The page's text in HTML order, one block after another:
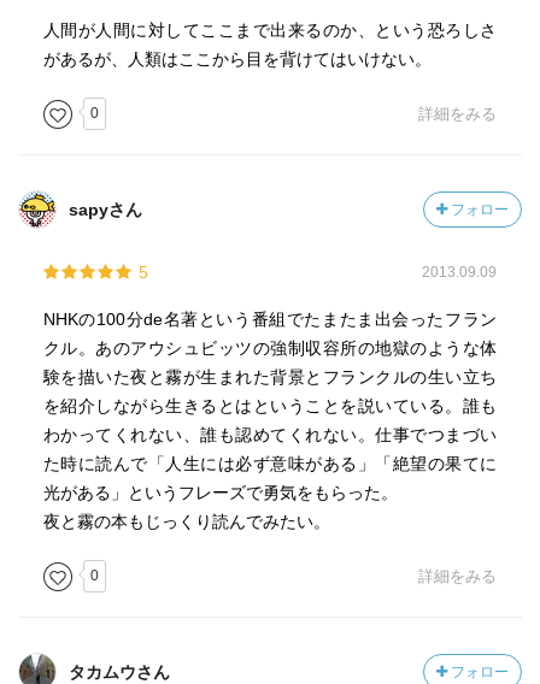
人間が人間に対してここまで出来るのか、という恐ろしさ
があるが、人類はここから目を背けてはいけない。
0 詳細をみる
sapyさん フォロー
5 2013.09.09
NHKの100分de名著という番組でたまたま出会ったフラン
クル。あのアウシュビッツの強制収容所の地獄のような体
験を描いた夜と霧が生まれた背景とフランクルの生い立ち
を紹介しながら生きるとはということを説いている。誰も
わかってくれない、誰も認めてくれない。仕事でつまづい
た時に読んで「人生には必ず意味がある」「絶望の果てに
光がある」というフレーズで勇気をもらった。
夜と霧の本もじっくり読んでみたい。
0 詳細をみる
タカムウさん フォロー